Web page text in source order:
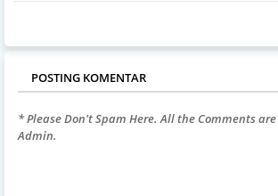
POSTING KOMENTAR
* Please Don't Spam Here. All the Comments
Admin.